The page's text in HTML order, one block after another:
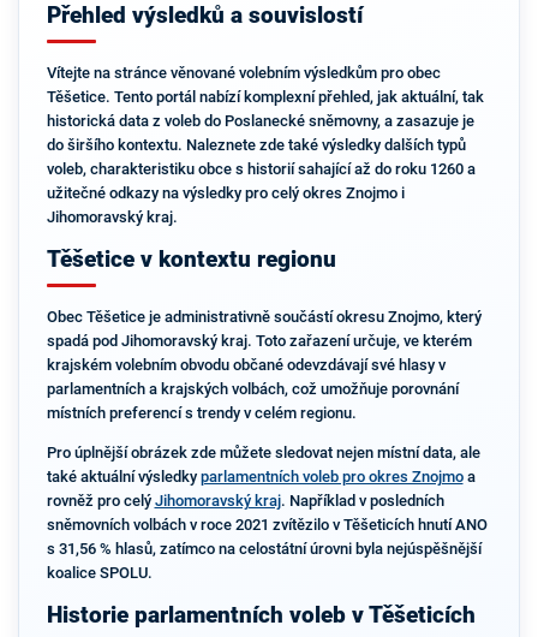
Přehled výsledků a souvislostí
Vítejte na stránce věnované volebním výsledkům pro obec
Těšetice. Tento portál nabízí komplexní přehled, jak aktuální, tak
historická data z voleb do Poslanecké sněmovny, a zasazuje je
do širšího kontextu. Naleznete zde také výsledky dalších typů
voleb, charakteristiku obce s historií sahající až do roku 1260 a
užitečné odkazy na výsledky pro celý okres Znojmo i
Jihomoravský kraj.
Těšetice v kontextu regionu
Obec Těšetice je administrativně součástí okresu Znojmo, který
spadá pod Jihomoravský kraj. Toto zařazení určuje, ve kterém
krajském volebním obvodu občané odevzdávají své hlasy v
parlamentních a krajských volbách, což umožňuje porovnání
místních preferencí s trendy v celém regionu.
Pro úplnější obrázek zde můžete sledovat nejen místní data, ale
také aktuální výsledky parlamentních voleb pro okres Znojmoa
rovněž pro celý Jihomoravský kraj. Například v posledních
sněmovních volbách v roce 2021 zvítězilo v Těšeticích hnutí ANO
s 31,56 % hlasů, zatímco na celostátní úrovni byla nejúspěšnější
koalice SPOLU.
Historie parlamentních voleb v Těšeticích